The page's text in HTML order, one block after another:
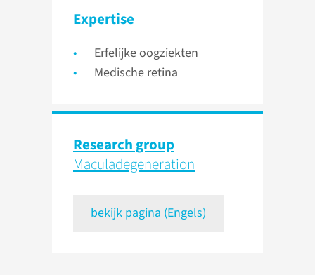
Expertise
Erfelijke oogziekten
Medische retina
Research group
Maculadegeneration
bekijk pagina (Engels)